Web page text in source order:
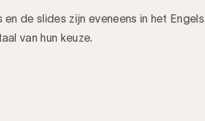
de slides zijn eveneens in het Engels.
van hun keuze.